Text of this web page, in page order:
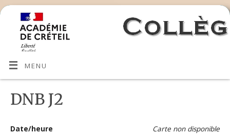
MENU
DNB J2
Carte non disponible
Date/heure